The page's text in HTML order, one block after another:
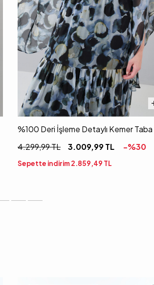
%100 Deri İşleme Detaylı Kemer Taba
4.299,99TL 3.009,99TL -%30
Sepette indirim2.859,49 TL